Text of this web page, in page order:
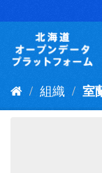
キ
組織 室